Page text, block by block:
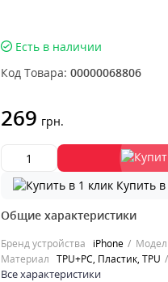
Есть в наличии
Код Товара: 00000068806
269 грн.
Купить
Общие характеристики
Бренд устройства iPhone
Материал TPU+PC, Пластик, TPU
Все характеристики